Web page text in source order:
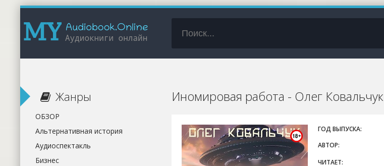
Иномировая работа - Олег Ковальчук
ГОД ВЫПУСКА:
АВТОР:
ЧИТАЕТ:
Жанры
ОБЗОР
Альтернативная история
Аудиоспектакль
Бизнес